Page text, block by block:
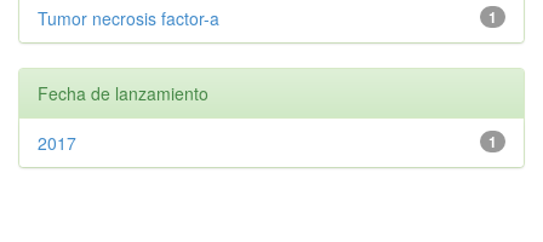
1
Tumor necrosis factor-a
Fecha de lanzamiento
1
2017